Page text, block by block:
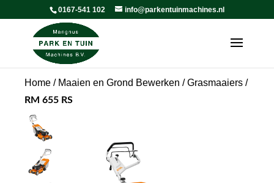
0167-541 102 info@parkentuinmachines.nl
Home / Maaien en Grond Bewerken /Grasmaaiers /
RM 655 RS